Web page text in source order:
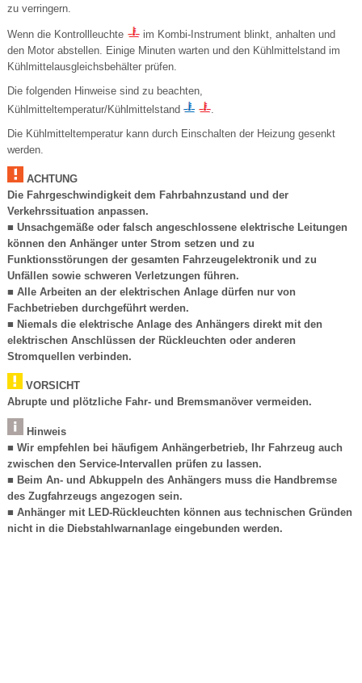
zu verringern.
Wenn die Kontrollleuchte
im Kombi-Instrument blinkt, anhalten und
den Motor abstellen. Einige Minuten warten und den Kühlmittelstand im
Kühlmittelausgleichsbehälter prüfen.
Die folgenden Hinweise sind zu beachten,
Kühlmitteltemperatur/Kühlmittelstand
.
Die Kühlmitteltemperatur kann durch Einschalten der Heizung gesenkt
werden.
ACHTUNG
Die Fahrgeschwindigkeit dem Fahrbahnzustand und der
Verkehrssituation anpassen.
■ Unsachgemäße oder falsch angeschlossene elektrische Leitungen
können den Anhänger unter Strom setzen und zu
Funktionsstörungen der gesamten Fahrzeugelektronik und zu
Unfällen sowie schweren Verletzungen führen.
■ Alle Arbeiten an der elektrischen Anlage dürfen nur von
Fachbetrieben durchgeführt werden.
■ Niemals die elektrische Anlage des Anhängers direkt mit den
elektrischen Anschlüssen der Rückleuchten oder anderen
Stromquellen verbinden.
VORSICHT
Abrupte und plötzliche Fahr- und Bremsmanöver vermeiden.
Hinweis
■ Wir empfehlen bei häufigem Anhängerbetrieb, Ihr Fahrzeug auch
zwischen den Service-Intervallen prüfen zu lassen.
■ Beim An- und Abkuppeln des Anhängers muss die Handbremse
des Zugfahrzeugs angezogen sein.
■ Anhänger mit LED-Rückleuchten können aus technischen Gründen
nicht in die Diebstahlwarnanlage eingebunden werden.